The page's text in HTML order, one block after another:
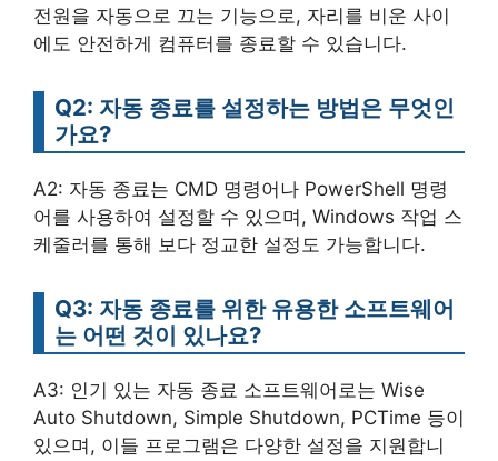
전원을 자동으로 끄는 기능으로, 자리를 비운 사이
에도 안전하게 컴퓨터를 종료할 수 있습니다.
Q2: 자동 종료를 설정하는 방법은 무엇인
가요?
A2: 자동 종료는 CMD 명령어나 PowerShell 명령
어를 사용하여 설정할 수 있으며, Windows 작업 스
케줄러를 통해 보다 정교한 설정도 가능합니다.
Q3: 자동 종료를 위한 유용한 소프트웨어
는 어떤 것이 있나요?
A3: 인기 있는 자동 종료 소프트웨어로는 Wise
Auto Shutdown, Simple Shutdown, PCTime 등이
있으며, 이들 프로그램은 다양한 설정을 지원합니